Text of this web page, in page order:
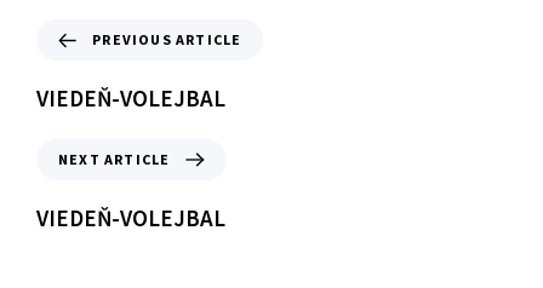
PREVIOUS ARTICLE
VIEDEŇ-VOLEJBAL
NEXT ARTICLE
VIEDEŇ-VOLEJBAL